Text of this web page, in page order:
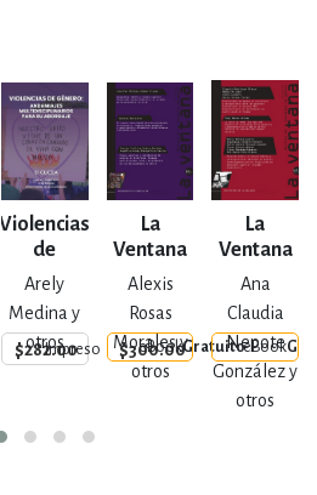
$282.00
Violencias
de
Género
Arely
Medina y
otrosImpreso $300.00
La
Ventana
Núm. 64
Alexis
Rosas
Morales y
otros
eBookGratuito
La
Ventana
Núm. 62
Ana
Claudia
Nepote
González y
otros
eBook